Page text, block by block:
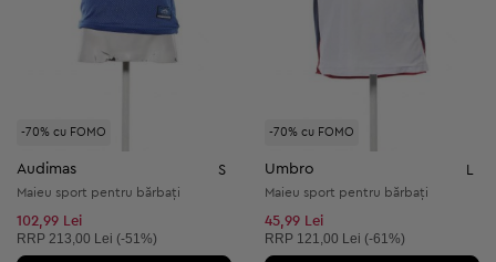
-70% cu FOMO
Audimas S
Maieu sport pentru bărbați
102,99 Lei
Preț recomandat:
RRP 213,00 Lei (-51%)
-70% cu FOMO
Umbro L
Maieu sport pentru bărbați
45,99 Lei
Preț recomandat:
RRP 121,00 Lei (-61%)